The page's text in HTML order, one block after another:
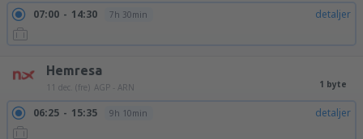
07:00 14:30 7h 30min detaljer
Hemresa
11 dec. (fre) AGP - ARN 1 byte
06:25 15:35 9h 10min detaljer